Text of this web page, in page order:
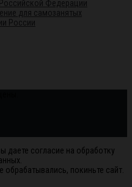
даете согласие на обработку
покиньте сайт.